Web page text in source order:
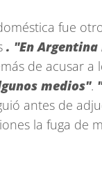
fue
. "En
de acusar a
medios".
antes de
la fuga de